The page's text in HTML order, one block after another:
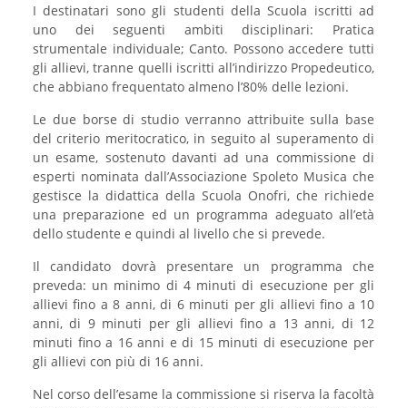
I destinatari sono gli studenti della Scuola iscritti ad
uno dei seguenti ambiti disciplinari: Pratica
strumentale individuale; Canto. Possono accedere tutti
gli allievi, tranne quelli iscritti all’indirizzo Propedeutico,
che abbiano frequentato almeno l’80% delle lezioni.
Le due borse di studio verranno attribuite sulla base
del criterio meritocratico, in seguito al superamento di
un esame, sostenuto davanti ad una commissione di
esperti nominata dall’Associazione Spoleto Musica che
gestisce la didattica della Scuola Onofri, che richiede
una preparazione ed un programma adeguato all’età
dello studente e quindi al livello che si prevede.
Il candidato dovrà presentare un programma che
preveda: un minimo di 4 minuti di esecuzione per gli
allievi fino a 8 anni, di 6 minuti per gli allievi fino a 10
anni, di 9 minuti per gli allievi fino a 13 anni, di 12
minuti fino a 16 anni e di 15 minuti di esecuzione per
gli allievi con più di 16 anni.
Nel corso dell’esame la commissione si riserva la facoltà